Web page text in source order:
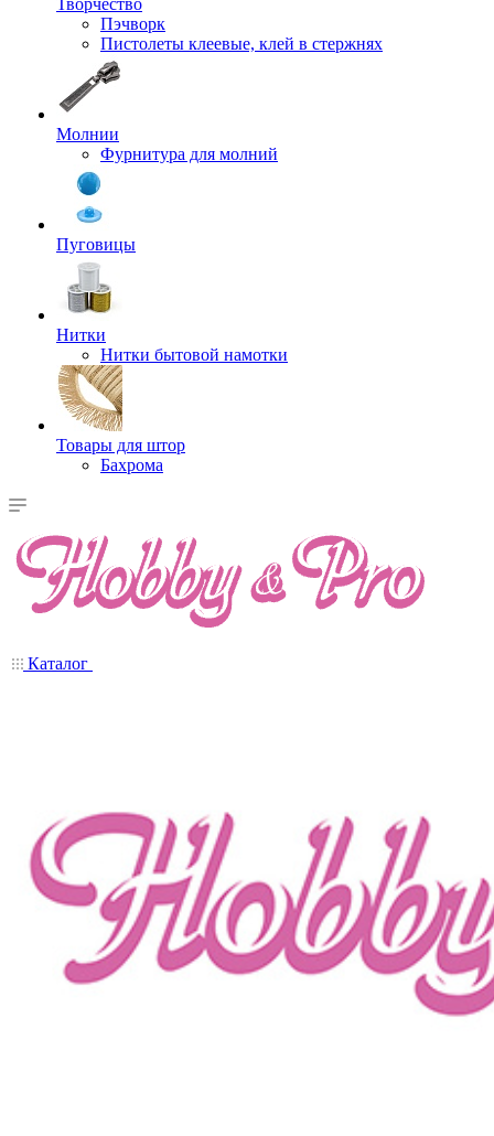
Творчество
Пэчворк
Пистолеты клеевые, клей в стержнях
Молнии
Фурнитура для молний
Пуговицы
Нитки
Нитки бытовой намотки
Товары для штор
Бахрома
Каталог